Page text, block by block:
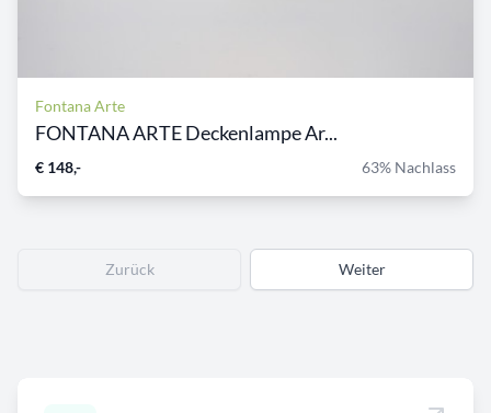
Fontana Arte
FONTANA ARTE Deckenlampe Ar...
€ 148,- 63% Nachlass
Zurück Weiter